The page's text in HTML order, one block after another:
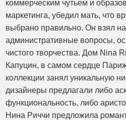
коммерческим чутьем и
маркетинга, убедил мать, что
выбрано правильно. Он взял
административные вопросы,
чистого творчества. Дом Nina
Капуцин, в самом сердце
коллекции занял уникальную
дизайнеры предлагали либо
функциональность, либо
Нина Риччи предложила